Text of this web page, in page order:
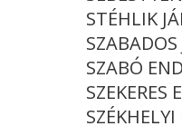
STÉHLIK
SZABADOS
SZABÓ
SZEKERES